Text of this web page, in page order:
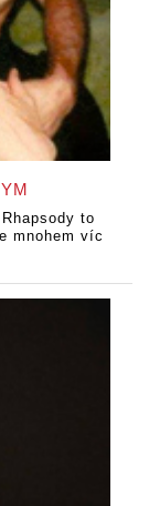
to
mnohem víc